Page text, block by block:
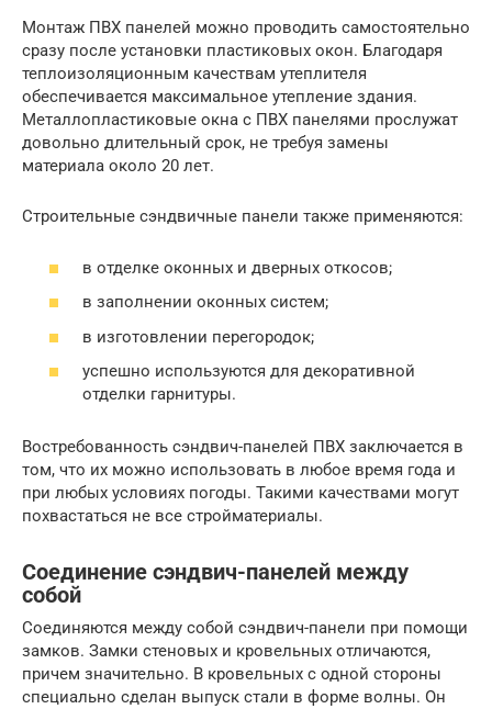
Монтаж ПВХ панелей можно проводить самостоятельно
сразу после установки пластиковых окон. Благодаря
теплоизоляционным качествам утеплителя
обеспечивается максимальное утепление здания.
Металлопластиковые окна с ПВХ панелями прослужат
довольно длительный срок, не требуя замены
материала около 20 лет.
Строительные сэндвичные панели также применяются:
в отделке оконных и дверных откосов;
в заполнении оконных систем;
в изготовлении перегородок;
успешно используются для декоративной
отделки гарнитуры.
Востребованность сэндвич-панелей ПВХ заключается в
том, что их можно использовать в любое время года и
при любых условиях погоды. Такими качествами могут
похвастаться не все стройматериалы.
Соединение сэндвич-панелей между
собой
Соединяются между собой сэндвич-панели при помощи
замков. Замки стеновых и кровельных отличаются,
причем значительно. В кровельных с одной стороны
специально сделан выпуск стали в форме волны. Он